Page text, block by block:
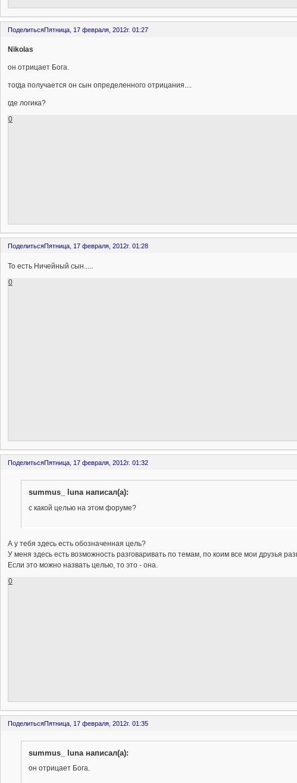
ПоделитьсяПятница, 17 февраля, 2012г. 01:27
Nikolas
он отрицает Бога.
тогда получается он сын определенного отрицания....
где логика?
0
ПоделитьсяПятница, 17 февраля, 2012г. 01:28
То есть Ничейный сын.....
0
ПоделитьсяПятница, 17 февраля, 2012г. 01:32
summus_ luna написал(а):
с какой целью на этом форуме?
А у тебя здесь есть обозначенная цель?
У меня здесь есть возможность разговаривать по темам, по коим все мои друзья
Если это можно назвать целью, то это - она.
0
ПоделитьсяПятница, 17 февраля, 2012г. 01:35
summus_ luna написал(а):
он отрицает Бога.